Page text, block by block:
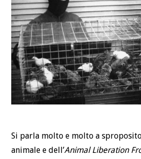
CHI
BLOG
CONTATTI
Si parla molto e molto a
animale e dell’Animal Liberation